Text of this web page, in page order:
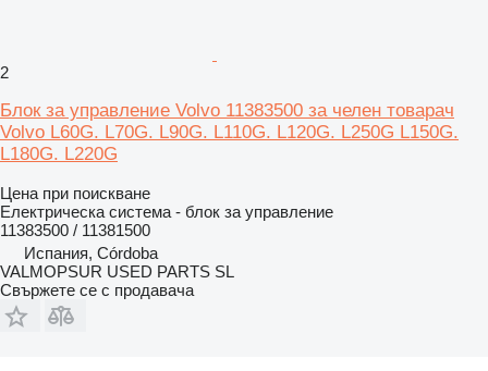
2
Блок за управление Volvo 11383500 за челен товарач
Volvo L60G. L70G. L90G. L110G. L120G. L250G L150G.
L180G. L220G
Цена при поискване
Електрическа система - блок за управление
11383500 / 11381500
Испания, Córdoba
VALMOPSUR USED PARTS SL
Свържете се с продавача